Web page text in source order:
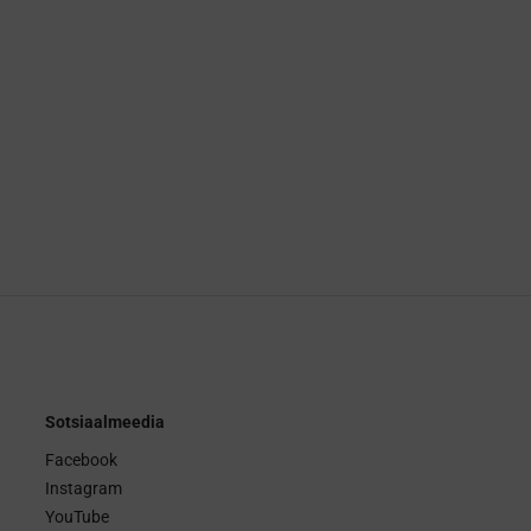
Sotsiaalmeedia
Facebook
Instagram
YouTube